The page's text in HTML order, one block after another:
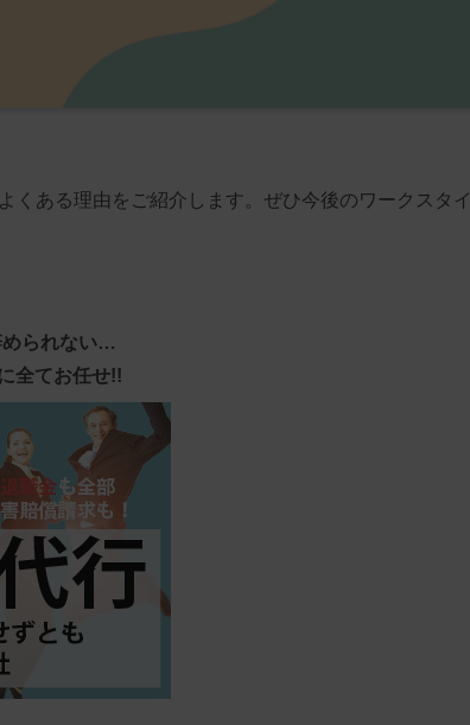
くある理由をご紹介します。ぜひ今後のワークスタ
められない…
全てお任せ!!